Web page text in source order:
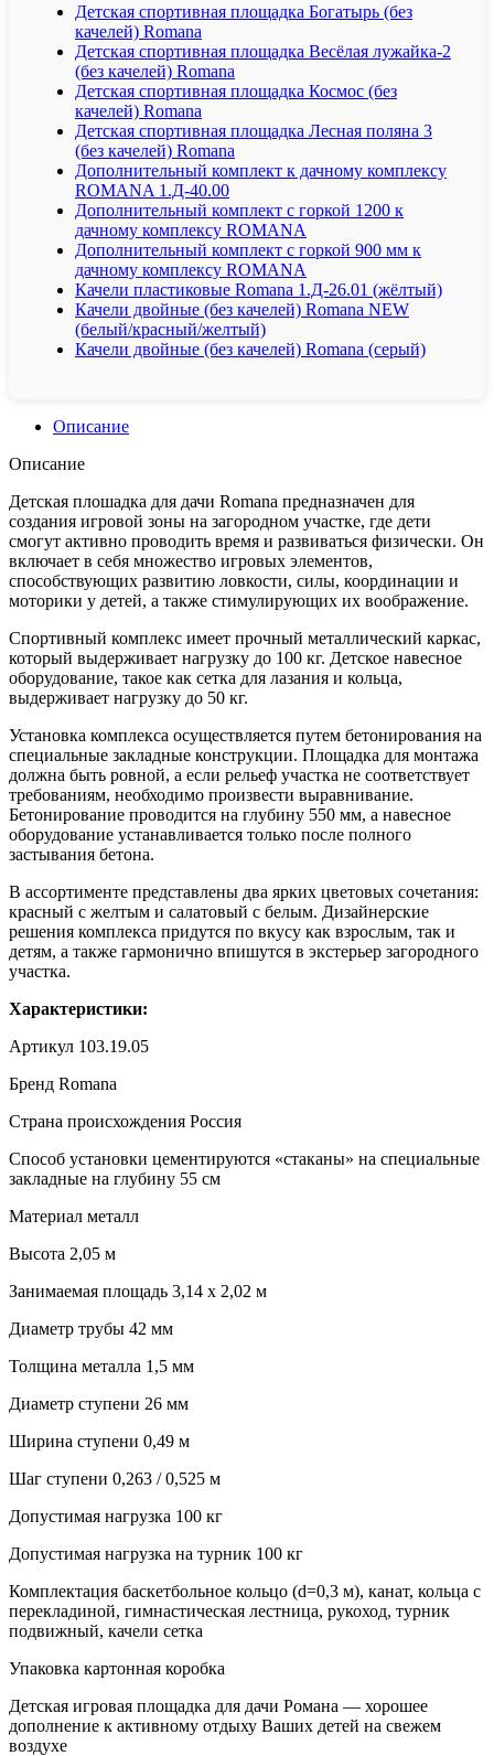
Детская спортивная площадка Богатырь (без
качелей) Romana
Детская спортивная площадка Весёлая лужайка-2
(без качелей) Romana
Детская спортивная площадка Космос (без
качелей) Romana
Детская спортивная площадка Лесная поляна 3
(без качелей) Romana
Дополнительный комплект к дачному комплексу
ROMANA 1.Д-40.00
Дополнительный комплект с горкой 1200 к
дачному комплексу ROMANA
Дополнительный комплект с горкой 900 мм к
дачному комплексу ROMANA
Качели пластиковые Romana 1.Д-26.01 (жёлтый)
Качели двойные (без качелей) Romana NEW
(белый/красный/желтый)
Качели двойные (без качелей) Romana (серый)
Описание
Описание
Детская плошадка для дачи Romana предназначен для
создания игровой зоны на загородном участке, где дети
смогут активно проводить время и развиваться физически. Он
включает в себя множество игровых элементов,
способствующих развитию ловкости, силы, координации и
моторики у детей, а также стимулирующих их воображение.
Спортивный комплекс имеет прочный металлический каркас,
который выдерживает нагрузку до 100 кг. Детское навесное
оборудование, такое как сетка для лазания и кольца,
выдерживает нагрузку до 50 кг.
Установка комплекса осуществляется путем бетонирования на
специальные закладные конструкции. Площадка для монтажа
должна быть ровной, а если рельеф участка не соответствует
требованиям, необходимо произвести выравнивание.
Бетонирование проводится на глубину 550 мм, а навесное
оборудование устанавливается только после полного
застывания бетона.
В ассортименте представлены два ярких цветовых сочетания:
красный с желтым и салатовый с белым. Дизайнерские
решения комплекса придутся по вкусу как взрослым, так и
детям, а также гармонично впишутся в экстерьер загородного
участка.
Характеристики:
Артикул 103.19.05
Бренд Romana
Страна происхождения Россия
Способ установки цементируются «стаканы» на специальные
закладные на глубину 55 см
Материал металл
Высота 2,05 м
Занимаемая площадь 3,14 х 2,02 м
Диаметр трубы 42 мм
Толщина металла 1,5 мм
Диаметр ступени 26 мм
Ширина ступени 0,49 м
Шаг ступени 0,263 / 0,525 м
Допустимая нагрузка 100 кг
Допустимая нагрузка на турник 100 кг
Комплектация баскетбольное кольцо (d=0,3 м), канат, кольца с
перекладиной, гимнастическая лестница, рукоход, турник
подвижный, качели сетка
Упаковка картонная коробка
Детская игровая площадка для дачи Романа — хорошее
дополнение к активному отдыху Ваших детей на свежем
воздухе